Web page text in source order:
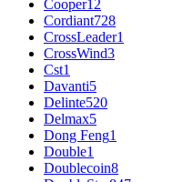
Cooper12
Cordiant728
CrossLeader1
CrossWind3
Cst1
Davanti5
Delinte520
Delmax5
Dong Feng1
Double1
Doublecoin8